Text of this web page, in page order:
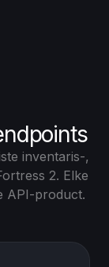
inventaris-,
2. Elke
API-product.